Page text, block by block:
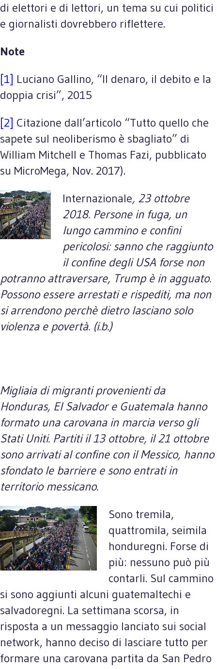
di elettori e di lettori, un tema su cui politici
e giornalisti dovrebbero riflettere.
Note
[1] Luciano Gallino, “Il denaro, il debito e la
doppia crisi”, 2015
[2] Citazione dall’articolo “Tutto quello che
sapete sul neoliberismo è sbagliato” di
William Mitchell e Thomas Fazi, pubblicato
su MicroMega, Nov. 2017).
Internazionale, 23 ottobre
2018. Persone in fuga, un
lungo cammino e confini
pericolosi: sanno che raggiunto
il confine degli USA forse non
potranno attraversare, Trump è in agguato.
Possono essere arrestati e rispediti, ma non
si arrendono perchè dietro lasciano solo
violenza e povertà. (i.b.)
Migliaia di migranti provenienti da
Honduras, El Salvador e Guatemala hanno
formato una carovana in marcia verso gli
Stati Uniti. Partiti il 13 ottobre, il 21 ottobre
sono arrivati al confine con il Messico, hanno
sfondato le barriere e sono entrati in
territorio messicano.
Sono tremila,
quattromila, seimila
honduregni. Forse di
più: nessuno può più
contarli. Sul cammino
si sono aggiunti alcuni guatemaltechi e
salvadoregni. La settimana scorsa, in
risposta a un messaggio lanciato sui social
network, hanno deciso di lasciare tutto per
formare una carovana partita da San Pedro